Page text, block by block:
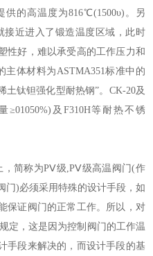
供的高温度为816℃(1500υ)。另
近进入了锻造温度区域，此时
性好，难以承受高的工作压力和
体材料为ASTMA351标准中的
钛钽强化型耐热钢”。CK-20及
≥01050%)及F310H等耐热不锈
简称为PⅤ级,PⅤ级高温阀门(作
门)必须采用特殊的设计手段，如
保证阀门的正常工作。所以，对
定，这是因为控制阀门的工作温
手段来解决的，而设计手段的基